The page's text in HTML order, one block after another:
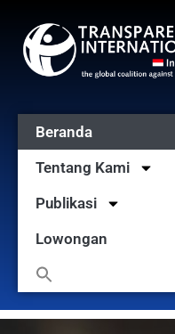
Beranda
Tentang Kami
Publikasi
Lowongan